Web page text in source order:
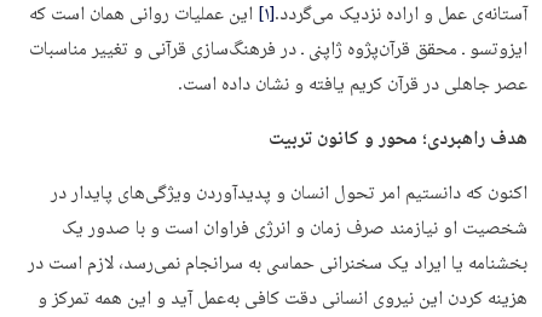
آستانه‌ی عمل و اراده نزدیک می‌گردد.[۱] این عملیات روانی همان است که
ایزوتسو ـ محقق قرآن‌پژوه ژاپنی ـ در فرهنگ‌سازی قرآنی و تغییر مناسبات
عصر جاهلی در قرآن کریم یافته و نشان داده است.
هدف راهبردی؛ محور و کانونتربیت
اکنون که دانستیم امر تحول انسان و پدیدآوردن ویژگی‌های پایدار در
شخصیت او نیازمند صرف زمان و انرژی فراوان است و با صدور یک
بخشنامه یا ایراد یک سخنرانی حماسی به سرانجام نمی‌رسد، لازم است در
هزینه کردن این نیروی انسانی دقت کافی به‌عمل آید و این همه تمرکز و